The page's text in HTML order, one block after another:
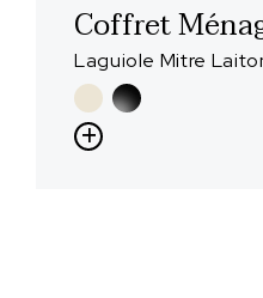
Coffret
Laguiole Mitre